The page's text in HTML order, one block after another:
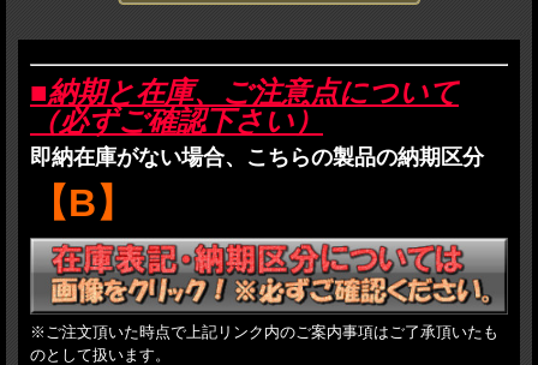
■新製品ご予約商品注意事項
・ご予約をされた方は以下のご注意事項と、当店のご利用案内に記載されているす
べての事項に了承したものとみなされます。
発売後のお届けとなり、受注順の発送となります。
・発売予定日は、あくまでメーカー発表の予定日であり発売を確約するものではご
ざいません。
・商品価格は予価であり、メーカーの価格が変更となった場合や為替などの状況次
第でご提供価格が変更になる場合がございます。
・入荷が数割れになった場合は、受注順に割り当てを行います。
・入荷が数割れの場合かつ、割り当てを受けられなかった方のご予約品は、次回以
降の再入荷にて出荷を行います。特にメーカー生産完了後のご予約は数量の調整が
出来ませんので、確実に手に入れたい場合はお早めにご予約を頂いたほうが確率は
高まります。（一部メーカーを除く）
■納期と在庫、ご注意点について
（必ずご確認下さい）
即納在庫がない場合、こちらの製品の納期区分
【B】
※ご注文頂いた時点で上記リンク内のご案内事項はご了承頂いたも
のとして扱います。